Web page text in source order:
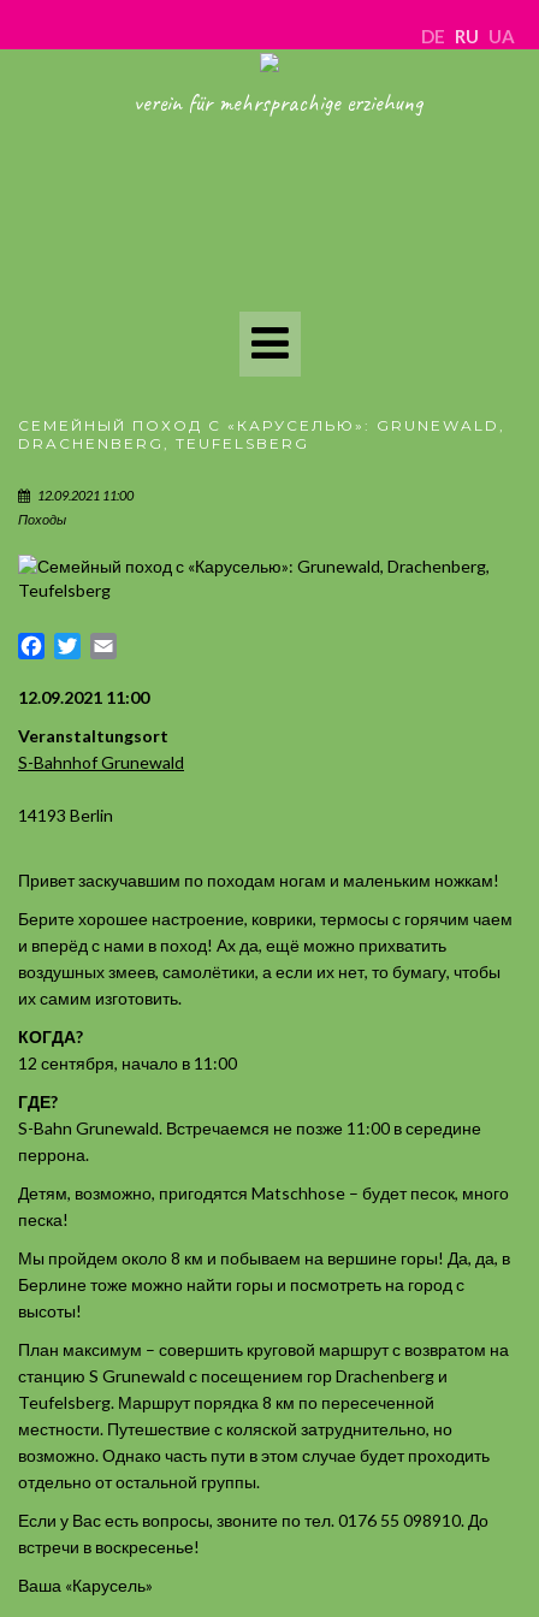
DE RU UA
verein für mehrsprachige erziehung
Toggle
Navigation
СЕМЕЙНЫЙ ПОХОД С «КАРУСЕЛЬЮ»: GRUNEWALD,
DRACHENBERG, TEUFELSBERG
12.09.2021 11:00
Походы
Facebook
Twitter
12.09.2021 11:00
Veranstaltungsort
S-Bahnhof Grunewald
14193 Berlin
Привет заскучавшим по походам ногам и маленьким ножкам!
Берите хорошее настроение, коврики, термосы с горячим чаем
и вперёд с нами в поход! Ах да, ещё можно прихватить
воздушных змеев, самолётики, а если их нет, то бумагу, чтобы
их самим изготовить.
КОГДА?
12 сентября, начало в 11:00
ГДЕ?
S-Bahn Grunewald. Встречаемся не позже 11:00 в середине
перрона.
Детям, возможно, пригодятся Matschhose – будет песок, много
песка!
Мы пройдем около 8 км и побываем на вершине горы! Да, да, в
Берлине тоже можно найти горы и посмотреть на город с
высоты!
План максимум – совершить круговой маршрут с возвратом на
станцию S Grunewald с посещением гор Drachenberg и
Teufelsberg. Маршрут порядка 8 км по пересеченной
местности. Путешествие с коляской затруднительно, но
возможно. Однако часть пути в этом случае будет проходить
отдельно от остальной группы.
Если у Вас есть вопросы, звоните по тел. 0176 55 098910. До
встречи в воскресенье!
Ваша «Карусель»